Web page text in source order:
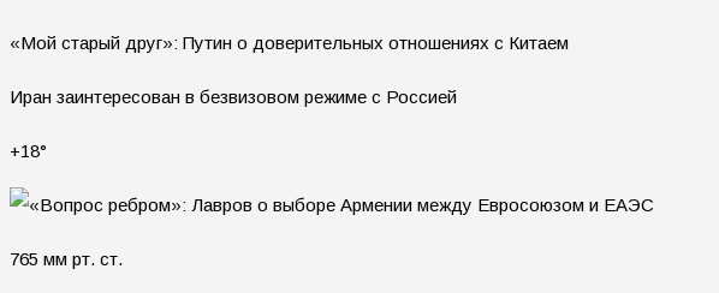
«Мой старый друг»: Путин о доверительных отношениях с Китаем
Иран заинтересован в безвизовом режиме с Россией
+18°
765 мм рт. ст.